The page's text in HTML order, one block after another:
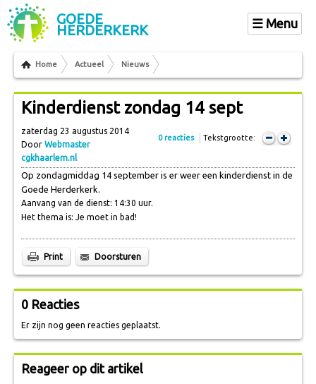
Menu
GOEDE
HERDERKERK
Home Actueel Nieuws
Kinderdienst zondag 14 sept
Tekstgrootte:
0 reacties
zaterdag 23 augustus 2014
Door Webmaster
cgkhaarlem.nl
Op zondagmiddag 14 september is er weer een kinderdienst in de
Goede Herderkerk.
Aanvang van de dienst: 14:30 uur.
Het thema is: Je moet in bad!
Print Doorsturen
0 Reacties
Er zijn nog geen reacties geplaatst.
Reageer op dit artikel